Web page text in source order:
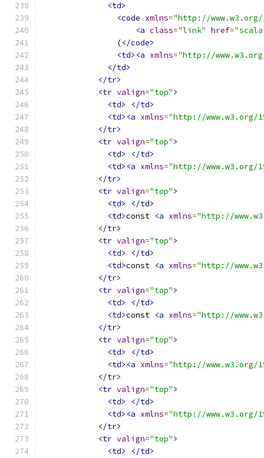
<td>
<code xmlns="http://www.w3.org/
<a class="link" href=
                (
</code>
<td><a xmlns="http://
</td>
</tr>
<tr valign="top">
<td>
</td>
<td><a xmlns="http://www.w3.org/
</tr>
<tr valign="top">
<td>
</td>
<td><a xmlns="http://www.w3.org/
</tr>
<tr valign="top">
<td>
</td>
<td>const <a xmlns="http://
</tr>
<tr valign="top">
<td>
</td>
<td>const <a xmlns="http://
</tr>
<tr valign="top">
<td>
</td>
<td>const <a xmlns="http://
</tr>
<tr valign="top">
<td>
</td>
<td><a xmlns="http://www.w3.org/
</tr>
<tr valign="top">
<td>
</td>
<td><a xmlns="http://www.w3.org/
</tr>
<tr valign="top">
<td>
</td>